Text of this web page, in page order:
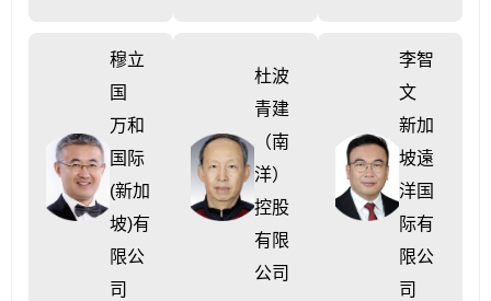
穆立
国
万和
国际
(新加
坡)有
限公
司
杜波
青建
（南
洋）
控股
有限
公司
李智
文
新加
坡遠
洋国
际有
限公
司